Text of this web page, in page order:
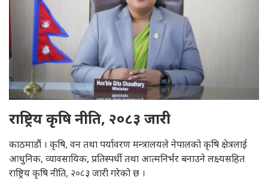
राष्ट्रिय कृषि नीति, २०८३ जारी
काठमाडौं । कृषि, वन तथा पर्यावरण मन्त्रालयले नेपालको कृषि क्षेत्रलाई
आधुनिक, व्यावसायिक, प्रतिस्पर्धी तथा आत्मनिर्भर बनाउने लक्ष्यसहित
राष्ट्रिय कृषि नीति, २०८३ जारी गरेको छ ।